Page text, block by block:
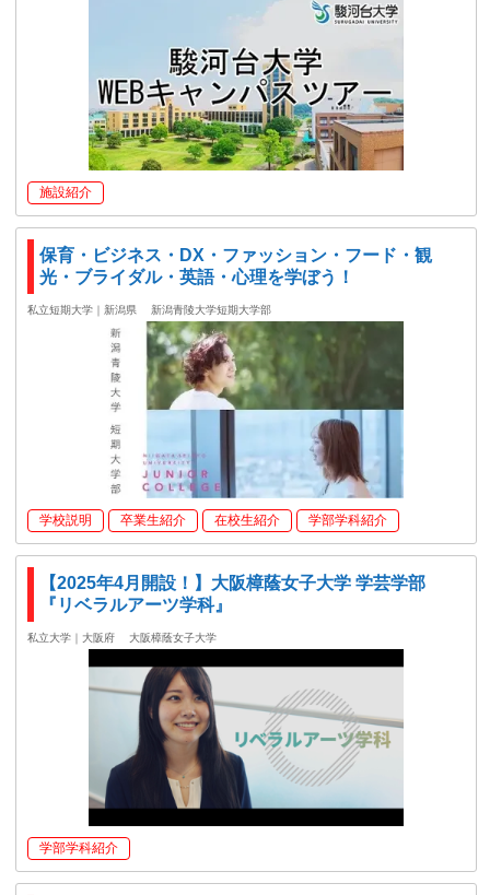
施設紹介
保育・ビジネス・DX・ファッション・フード・観
光・ブライダル・英語・心理を学ぼう！
私立短期大学｜新潟県 新潟青陵大学短期大学部
学校説明 卒業生紹介 在校生紹介 学部学科紹介
【2025年4月開設！】大阪樟蔭女子大学 学芸学部
『リベラルアーツ学科』
私立大学｜大阪府 大阪樟蔭女子大学
学部学科紹介